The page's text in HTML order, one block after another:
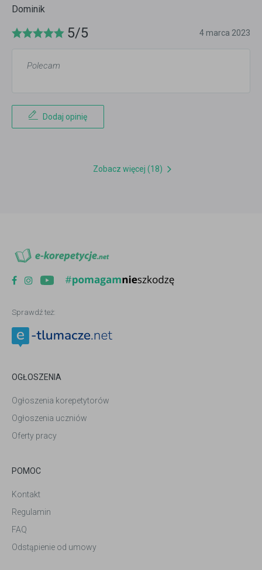
Dominik
5/5 4 marca 2023
Polecam
Dodaj opinię
Zobacz więcej (18)
Sprawdź też:
OGŁOSZENIA
Ogłoszenia korepetytorów
Ogłoszenia uczniów
Oferty pracy
POMOC
Kontakt
Regulamin
FAQ
Odstąpienie od umowy